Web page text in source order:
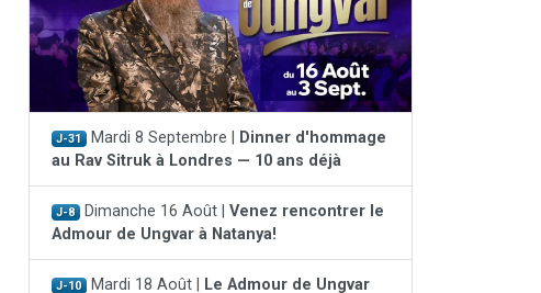
J-31 Mardi 8 Septembre |
Dinner d'hommage
au Rav Sitruk à Londres — 10 ans déjà
J-8 Dimanche 16 Août | Venez rencontrer le
Admour de Ungvar à Natanya!
J-10 Mardi 18 Août |
Le Admour de Ungvar